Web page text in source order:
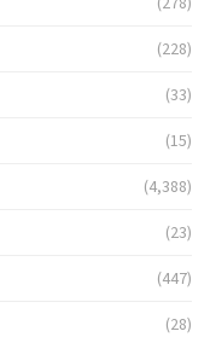
(228)
(33)
(15)
(4,388)
(23)
(447)
(28)